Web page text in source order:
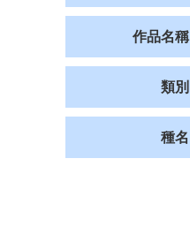
作品名稱
類別
種名